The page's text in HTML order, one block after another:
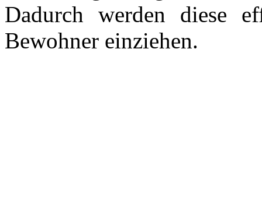
Dadurch werden diese
Bewohner einziehen.